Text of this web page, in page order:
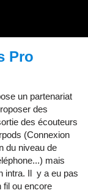
Pro
un partenariat
des
des écouteurs
(Connexion
du niveau de
mais
intra. Il y a eu pas
fil ou encore